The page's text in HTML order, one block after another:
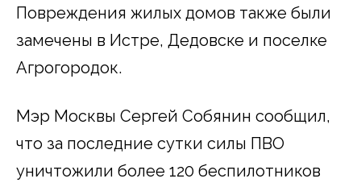
Повреждения жилых домов также были
замечены в Истре, Дедовске и поселке
Агрогородок.
Мэр Москвы Сергей Собянин сообщил,
что за последние сутки силы ПВО
уничтожили более 120 беспилотников